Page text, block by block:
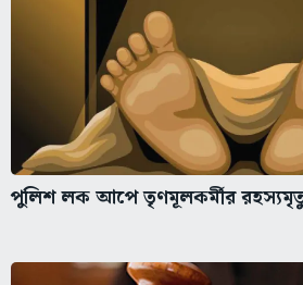
পুলিশ লক আপে তৃণমূলকর্মীর